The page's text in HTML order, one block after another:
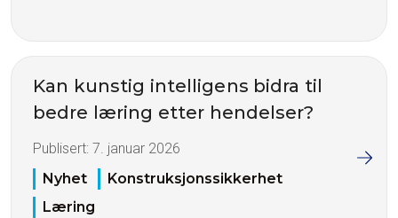
Kan kunstig intelligens bidra til
bedre læring etter hendelser?
Publisert: 7. januar 2026
Nyhet
Konstruksjonssikkerhet
Læring